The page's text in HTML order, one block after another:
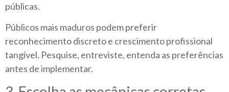
públicas.
Públicos mais maduros podem preferir
reconhecimento discreto e crescimento profissional
tangível. Pesquise, entreviste, entenda as preferências
antes de implementar.